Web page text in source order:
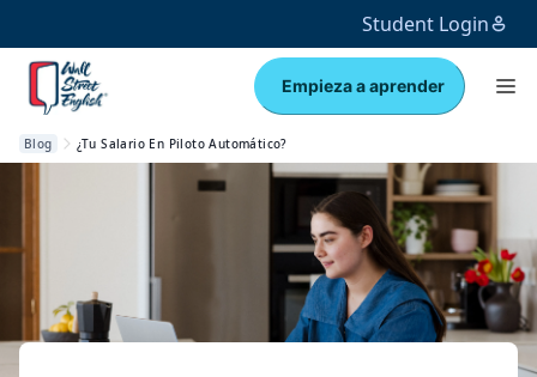
Student Login
Empieza a aprender
Blog ¿Tu Salario En Piloto Automático?